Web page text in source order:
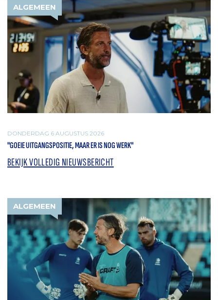
ALGEMEEN
DONDERDAG 6 AUGUSTUS 2026
"GOEIE UITGANGSPOSITIE, MAAR ER IS NOG WERK"
BEKIJK VOLLEDIG NIEUWSBERICHT
ALGEMEEN